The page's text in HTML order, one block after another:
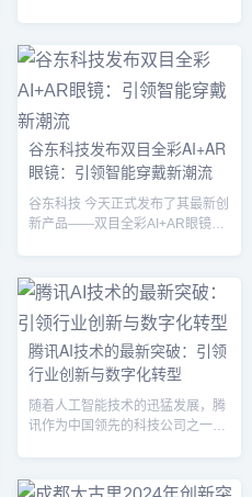
高分辨率的大型广告屏到超薄、透
明的显示面板，LED显示屏技术正
在实现前所未有的创新，改变着人
们的工作、生活和娱乐方式。随着
技术的不断演进，LED显示屏不仅
在显示效果、色彩表现、能效和寿
命等方面取得了长足进展，还在智
命性的突破。LED显示屏技术...
谷东科技发布双目全彩AI+AR
眼镜：引领智能穿戴新潮流
谷东科技 今天正式发布了其最新创
新产品——双目全彩AI+AR眼镜，
眼镜采用双目全彩显示、强大的 AI
计算能力以及轻便的设计，旨在为
消费者和专业领域用户带来全新的
智能互动体验。凭借其先进的技术
和广泛的应用前景，谷东科技的这
款眼镜预计将在 智能穿戴、娱乐、
教育 和 工业应用 等多个行业引发
技术革命。双目全彩AI+AR眼镜的
腾讯AI技术的最新突破：引领
行业创新与数字化转型
随着人工智能技术的迅猛发展，腾
讯作为中国领先的科技公司之一，
自动驾驶，腾讯AI不仅为各行各业